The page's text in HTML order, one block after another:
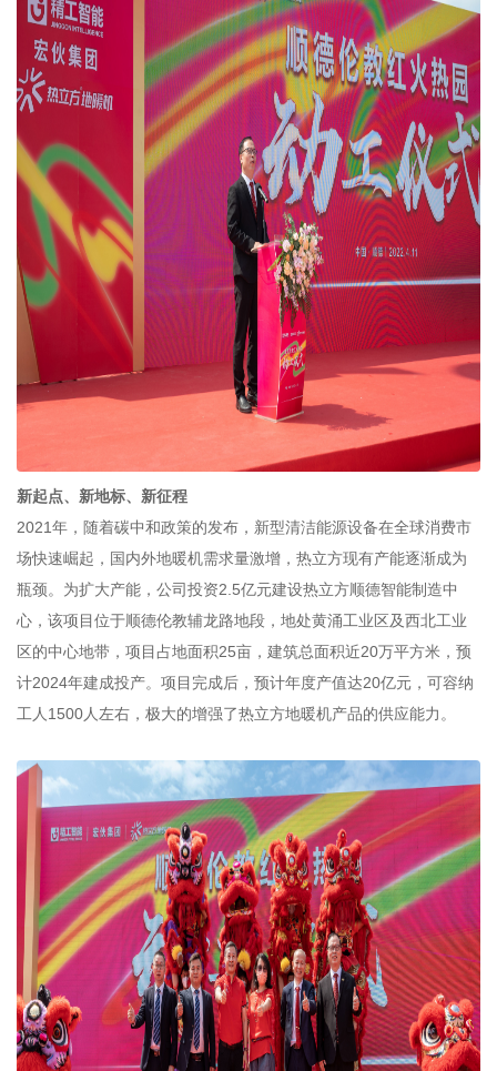
新起点、新地标、新征程
2021年，随着碳中和政策的发布，新型清洁能源设备在全球消费市
场快速崛起，国内外地暖机需求量激增，热立方现有产能逐渐成为
瓶颈。为扩大产能，公司投资2.5亿元建设热立方顺德智能制造中
心，该项目位于顺德伦教辅龙路地段，地处黄涌工业区及西北工业
区的中心地带，项目占地面积25亩，建筑总面积近20万平方米，预
计2024年建成投产。项目完成后，预计年度产值达20亿元，可容纳
工人1500人左右，极大的增强了热立方地暖机产品的供应能力。